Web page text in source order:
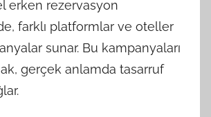
erken rezervasyon
farklı platformlar ve oteller
sunar. Bu kampanyaları
gerçek anlamda tasarruf